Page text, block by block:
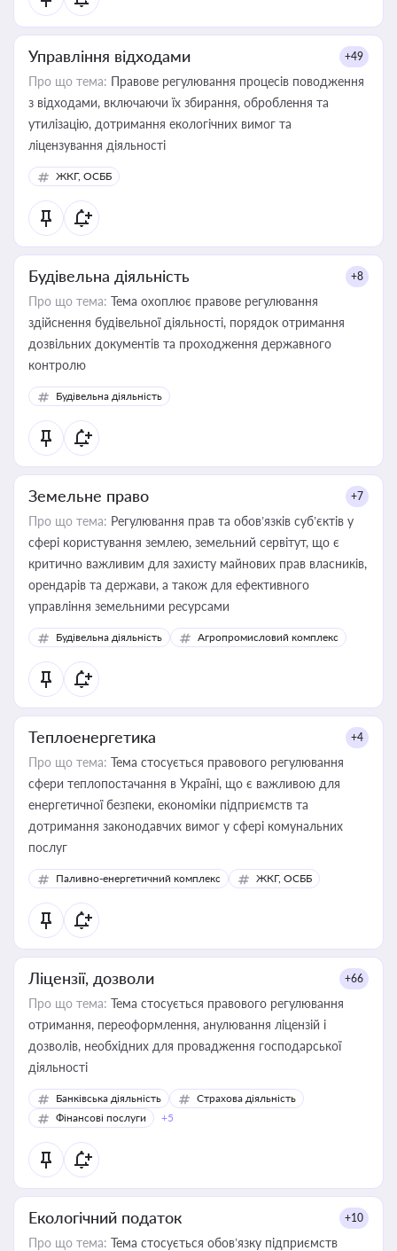
Управління відходами +49
Про що тема: Правове регулювання процесів поводження
з відходами, включаючи їх збирання, оброблення та
утилізацію, дотримання екологічних вимог та
ліцензування діяльності
ЖКГ, ОСББ
Будівельна діяльність +8
Про що тема: Тема охоплює правове регулювання
здійснення будівельної діяльності, порядок отримання
дозвільних документів та проходження державного
контролю
Будівельна діяльність
Земельне право +7
Про що тема: Регулювання прав та обов’язків суб’єктів у
сфері користування землею, земельний сервітут, що є
критично важливим для захисту майнових прав власників,
орендарів та держави, а також для ефективного
управління земельними ресурсами
Будівельна діяльність Агропромисловий комплекс
Теплоенергетика +4
Про що тема: Тема стосується правового регулювання
сфери теплопостачання в Україні, що є важливою для
енергетичної безпеки, економіки підприємств та
дотримання законодавчих вимог у сфері комунальних
послуг
Паливно-енергетичний комплекс ЖКГ, ОСББ
Ліцензії, дозволи +66
Про що тема: Тема стосується правового регулювання
отримання, переоформлення, анулювання ліцензій і
дозволів, необхідних для провадження господарської
діяльності
Банківська діяльність
Страхова діяльність
Фінансові послуги
+5
Екологічний податок +10
Про що тема: Тема стосується обов’язку підприємств